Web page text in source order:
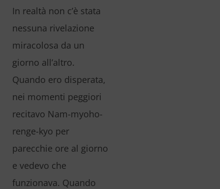
In realtà non c’è stata
nessuna rivelazione
miracolosa da un
giorno all’altro.
Quando ero disperata,
nei momenti peggiori
recitavo Nam-myoho-
renge-kyo per
parecchie ore al giorno
e vedevo che
funzionava. Quando